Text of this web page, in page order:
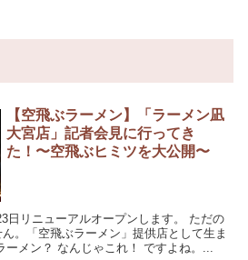
【空飛ぶラーメン】「ラーメン凪
大宮店」記者会見に行ってき
た！〜空飛ぶヒミツを大公開〜
日リニューアルオープンします。 ただの
。「空飛ぶラーメン」提供店として生ま
メン？ なんじゃこれ！ ですよね。...